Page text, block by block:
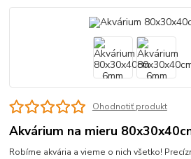
Ohodnotiť produkt
Akvárium na mieru
Robíme akvária a vieme o nich všetko!